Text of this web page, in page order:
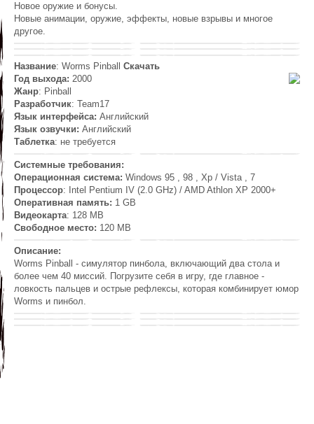
Новое оружие и бонусы.
Новые анимации, оружие, эффекты, новые взрывы и многое
другое.
Название: Worms Pinball Скачать
Год выхода: 2000
Жанр: Pinball
Разработчик: Team17
Язык интерфейса: Английский
Язык озвучки: Английский
Таблетка: не требуется
Системные требования:
Операционная система: Windows 95 , 98 , Xp / Vista , 7
Процессор: Intel Pentium IV (2.0 GHz) / AMD Athlon XP 2000+
Оперативная память: 1 GB
Видеокарта: 128 MB
Свободное место: 120 MB
Описание:
Worms Pinball - симулятор пинбола, включающий два стола и
более чем 40 миссий. Погрузите себя в игру, где главное -
ловкость пальцев и острые рефлексы, которая комбинирует юмор
Worms и пинбол.